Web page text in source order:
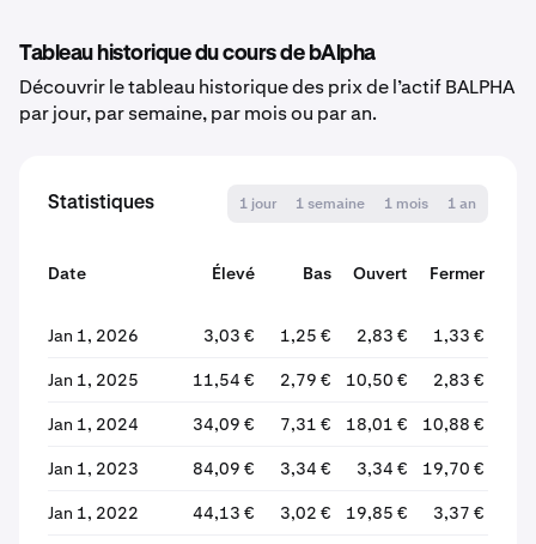
Tableau historique du cours de bAlpha
Découvrir le tableau historique des prix de l’actif BALPHA
par jour, par semaine, par mois ou par an.
Statistiques 1 jour 1 semaine 1 mois 1 an
Date Élevé Bas Ouvert
Fermer
Jan 1, 2026
3,03 € 1,25 € 2,83 € 1,33 €
Jan 1, 2025 11,54 € 2,79 € 10,50 € 2,83 €
Jan 1, 2024 34,09 € 7,31 € 18,01 € 10,88 €
Jan 1, 2023 84,09 € 3,34 € 3,34 € 19,70 €
Jan 1, 2022 44,13 € 3,02 € 19,85 € 3,37 €